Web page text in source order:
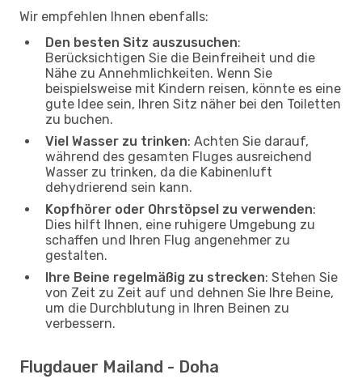
Wir empfehlen Ihnen ebenfalls:
Den besten Sitz auszusuchen:
Berücksichtigen Sie die Beinfreiheit und die
Nähe zu Annehmlichkeiten. Wenn Sie
beispielsweise mit Kindern reisen, könnte es eine
gute Idee sein, Ihren Sitz näher bei den Toiletten
zu buchen.
Viel Wasser zu trinken: Achten Sie darauf,
während des gesamten Fluges ausreichend
Wasser zu trinken, da die Kabinenluft
dehydrierend sein kann.
Kopfhörer oder Ohrstöpsel zu verwenden:
Dies hilft Ihnen, eine ruhigere Umgebung zu
schaffen und Ihren Flug angenehmer zu
gestalten.
Ihre Beine regelmäßig zu strecken: Stehen Sie
von Zeit zu Zeit auf und dehnen Sie Ihre Beine,
um die Durchblutung in Ihren Beinen zu
verbessern.
Flugdauer Mailand - Doha